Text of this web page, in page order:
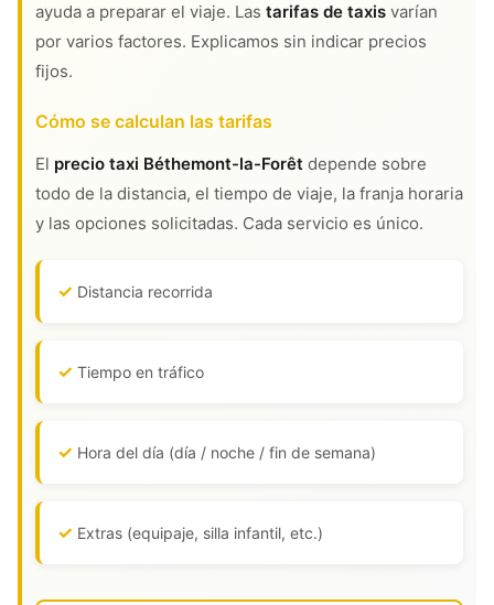
ayuda a preparar el viaje. Las tarifas de taxis varían
por varios factores. Explicamos sin indicar precios
fijos.
Cómo se calculan las tarifas
El precio taxi Béthemont-la-Forêt depende sobre
todo de la distancia, el tiempo de viaje, la franja horaria
y las opciones solicitadas. Cada servicio es único.
Distancia recorrida
Tiempo en tráfico
Hora del día (día / noche / fin de semana)
Extras (equipaje, silla infantil, etc.)